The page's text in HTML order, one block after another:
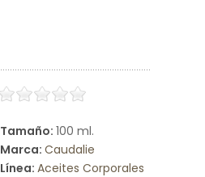
Tamaño: 100 ml.
Marca: Caudalie
Línea: Aceites Corporales